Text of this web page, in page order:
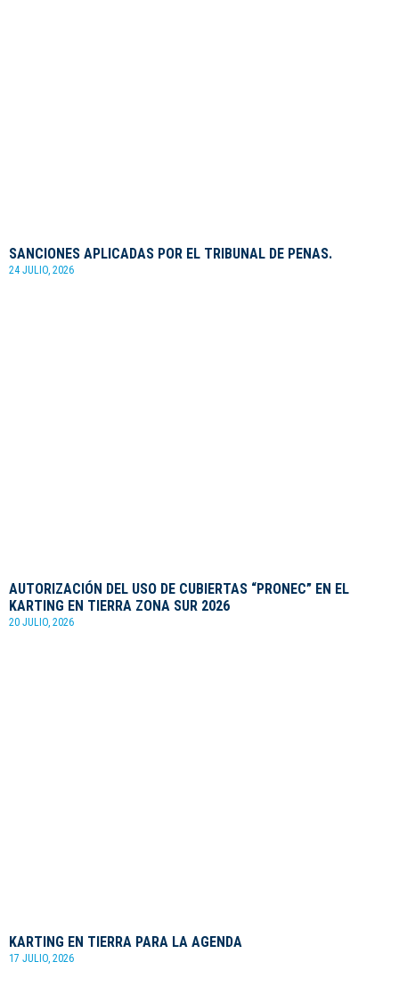
SANCIONES APLICADAS POR EL TRIBUNAL DE PENAS.
24 JULIO, 2026
AUTORIZACIÓN DEL USO DE CUBIERTAS “PRONEC” EN EL
KARTING EN TIERRA ZONA SUR 2026
20 JULIO, 2026
KARTING EN TIERRA PARA LA AGENDA
17 JULIO, 2026